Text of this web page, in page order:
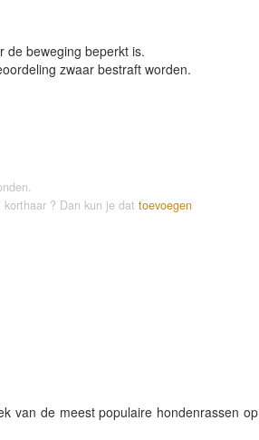
de beweging beperkt is.
zwaar bestraft worden.
? Dan kun je dat toevoegen
van de meest populaire hondenrassen op